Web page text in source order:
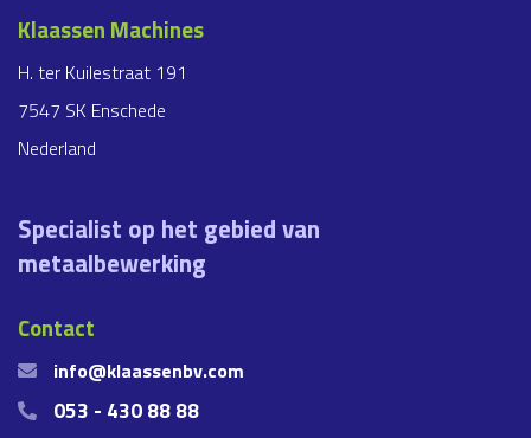
Klaassen Machines
H. ter Kuilestraat 191
7547 SK Enschede
Nederland
Specialist op het gebied van
metaalbewerking
Contact
info@klaassenbv.com
053 - 430 88 88